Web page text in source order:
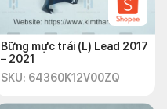
Bững mực trái (L) Lead 2017
– 2021
SKU: 64360K12V00ZQ